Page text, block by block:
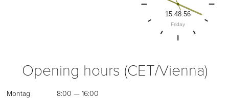
Opening hours (CET/Vienna)
Montag 8:00 — 16:00